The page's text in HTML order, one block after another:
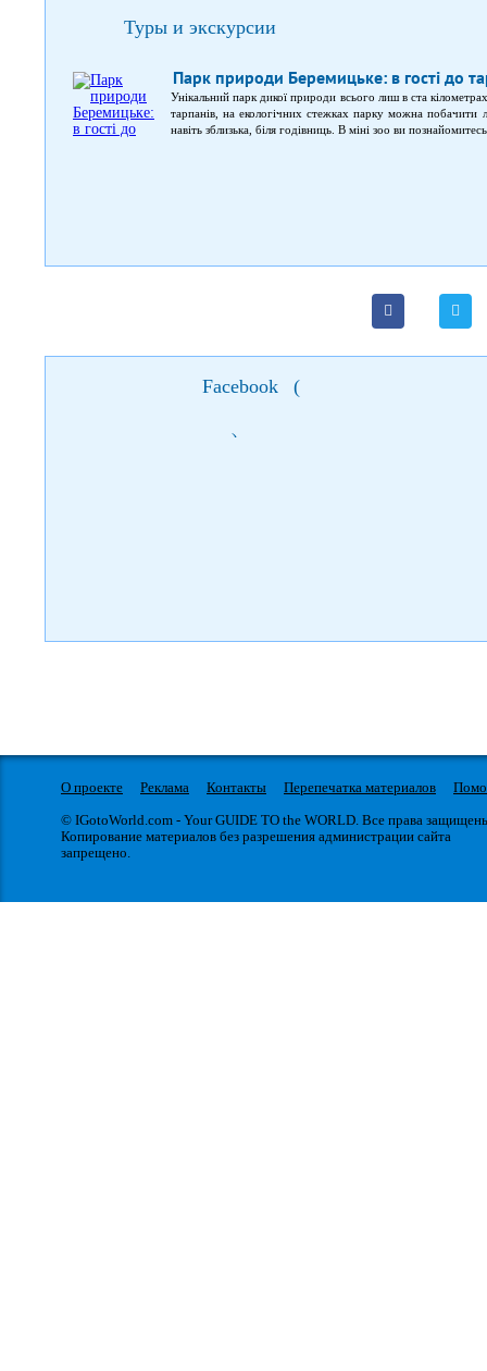
Туры и экскурсии
Парк природи Беремицьке: в гості до
Унікальний парк дикої природи всього лиш в ста
тарпанів, на екологічних стежках парку можна
навіть зблизька, біля годівниць. В міні зоо ви
Facebook (
)
О проекте Реклама Контакты Перепечатка материалов
© IGotoWorld.com - Your GUIDE TO the WORLD. Все права
Копирование материалов без разрешения администрации сайта
запрещено.